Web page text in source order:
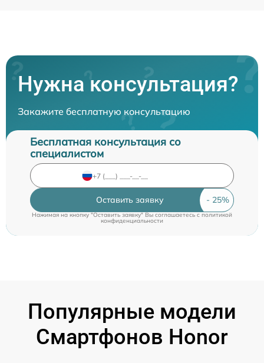
Нужна консультация?
Закажите бесплатную консультацию
Бесплатная консультация со
специалистом
Оставить заявку
Нажимая на кнопку "Оставить заявку" Вы соглашаетесь c политикой
конфиденциальности
Популярные модели
Смартфонов Honor